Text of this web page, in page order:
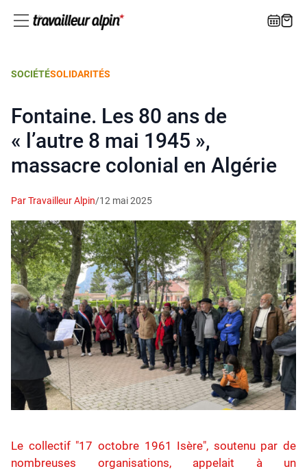
SOCIÉTÉSOLIDARITÉS
Fontaine. Les 80 ans de
« l’autre 8 mai 1945 »,
massacre colonial en Algérie
Par Travailleur Alpin/12 mai 2025
Le collectif "17 octobre 1961 Isère", soutenu par de
nombreuses organisations, appelait à un